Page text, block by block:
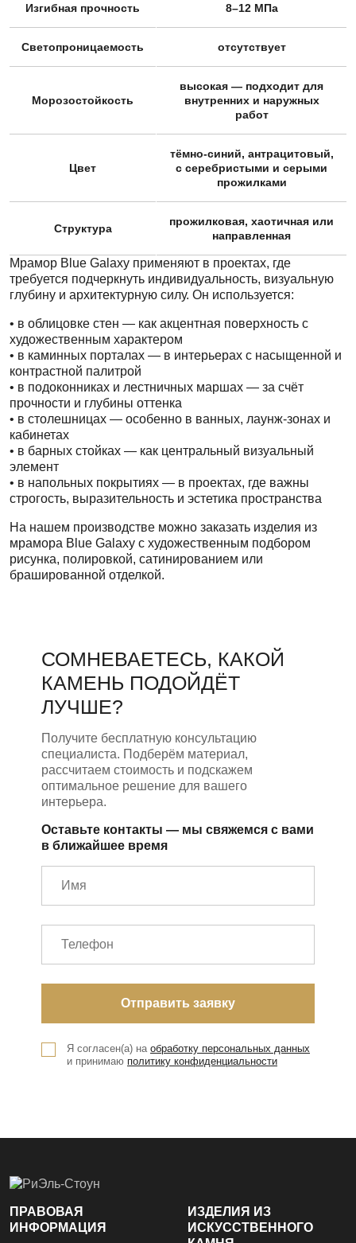
Изгибная прочность 8–12 МПа
Светопроницаемость отсутствует
Морозостойкость
высокая — подходит для
внутренних и наружных
работ
Цвет
тёмно-синий, антрацитовый,
с серебристыми и серыми
прожилками
Структура
прожилковая, хаотичная или
направленная
Мрамор Blue Galaxy применяют в проектах, где
требуется подчеркнуть индивидуальность, визуальную
глубину и архитектурную силу. Он используется:
• в облицовке стен — как акцентная поверхность с
художественным характером
• в каминных порталах — в интерьерах с насыщенной и
контрастной палитрой
• в подоконниках и лестничных маршах — за счёт
прочности и глубины оттенка
• в столешницах — особенно в ванных, лаунж-зонах и
кабинетах
• в барных стойках — как центральный визуальный
элемент
• в напольных покрытиях — в проектах, где важны
строгость, выразительность и эстетика пространства
На нашем производстве можно заказать изделия из
мрамора Blue Galaxy с художественным подбором
рисунка, полировкой, сатинированием или
брашированной отделкой.
СОМНЕВАЕТЕСЬ, КАКОЙ
КАМЕНЬ ПОДОЙДЁТ
ЛУЧШЕ?
Получите бесплатную консультацию
специалиста. Подберём материал,
рассчитаем стоимость и подскажем
оптимальное решение для вашего
интерьера.
Оставьте контакты — мы свяжемся с вами
в ближайшее время
Я согласен(а) на обработку персональных данных
и принимаю политику конфиденциальности
ПРАВОВАЯ
ИНФОРМАЦИЯ
ИЗДЕЛИЯ ИЗ
ИСКУССТВЕННОГО